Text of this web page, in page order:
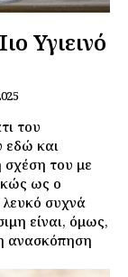
Υγιεινό
του
εδώ και
σχέση του με
ως ο
συχνά
είναι, όμως,
ανασκόπηση